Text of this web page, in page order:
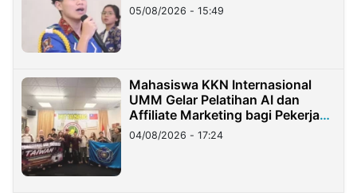
05/08/2026 - 15:49
Mahasiswa KKN Internasional
UMM Gelar Pelatihan AI dan
Affiliate Marketing bagi Pekerja
Migran Indonesia di Taiwan
04/08/2026 - 17:24